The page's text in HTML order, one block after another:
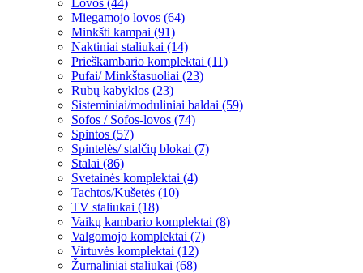
Lovos (44)
Miegamojo lovos (64)
Minkšti kampai (91)
Naktiniai staliukai (14)
Prieškambario komplektai (11)
Pufai/ Minkštasuoliai (23)
Rūbų kabyklos (23)
Sisteminiai/moduliniai baldai (59)
Sofos / Sofos-lovos (74)
Spintos (57)
Spintelės/ stalčių blokai (7)
Stalai (86)
Svetainės komplektai (4)
Tachtos/Kušetės (10)
TV staliukai (18)
Vaikų kambario komplektai (8)
Valgomojo komplektai (7)
Virtuvės komplektai (12)
Žurnaliniai staliukai (68)